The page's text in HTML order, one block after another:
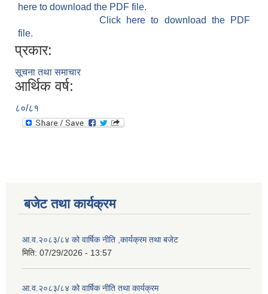
here to download the PDF file.
Click here to download the PDF
file.
प्रकार:
सूचना तथा समाचार
आर्थिक वर्ष:
८०/८१
बजेट तथा कार्यक्रम
आ.व.२०८३/८४ को वार्षिक नीति ,कार्यक्रम तथा बजेट
मिति: 07/29/2026 - 13:57
आ.व.२०८३/८४ को वार्षिक नीति तथा कार्यक्रम